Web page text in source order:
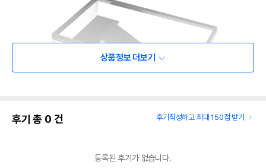
상품정보 더보기
후기 총 0 건 후기작성하고 최대 150점 받기
등록된 후기가 없습니다.